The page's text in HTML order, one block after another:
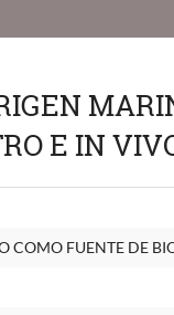
E IN
COMO FUENTE DE